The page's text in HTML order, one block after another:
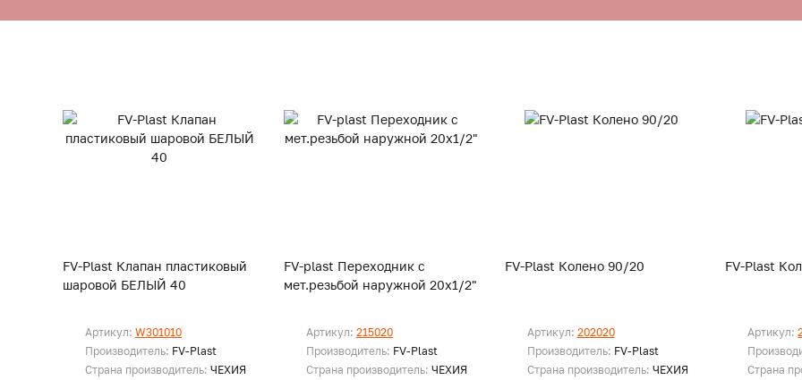
FV-Plast Клапан пластиковый
шаровой БЕЛЫЙ 40
Артикул: W301010
Производитель: FV-Plast
Страна производитель: ЧЕХИЯ
FV-plast Переходник с
мет.резьбой наружной 20х1/2"
Артикул: 215020
Производитель: FV-Plast
Страна производитель: ЧЕХИЯ
FV-Plast Колено 90/20
Артикул: 202020
Производитель: FV-Plast
Страна производитель: ЧЕХИЯ
FV-Plast
Артикул:
Страна